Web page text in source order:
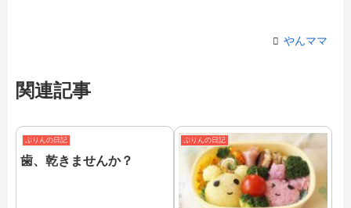
やんママ
関連記事
ぷりんの日記
歯、乾きませんか？
ぷりんの日記